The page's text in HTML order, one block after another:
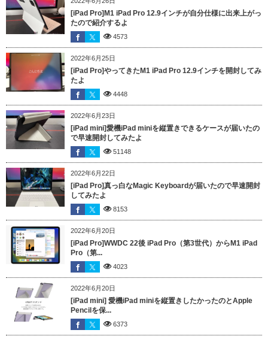
[iPad Pro]M1 iPad Pro 12.9インチが自分仕様に出来上がっ
たので紹介するよ
4573
2022年6月25日
[iPad Pro]やってきたM1 iPad Pro 12.9インチを開封してみ
たよ
4448
2022年6月23日
[iPad mini]愛機iPad miniを縦置きできるケースが届いたの
で早速開封してみたよ
51148
2022年6月22日
[iPad Pro]真っ白なMagic Keyboardが届いたので早速開封
してみたよ
8153
2022年6月20日
[iPad Pro]WWDC 22後 iPad Pro（第3世代）からM1 iPad
Pro（第...
4023
2022年6月20日
[iPad mini] 愛機iPad miniを縦置きしたかったのとApple
Pencilを保...
6373